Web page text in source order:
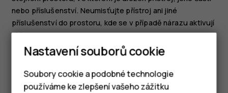
nebo příslušenství. Neumisťujte přístroj ani jiné
příslušenství do prostoru, kde se v případě nárazu aktivují
airbagy.
Nastavení souborů cookie
Soubory cookie a podobné technologie
používáme ke zlepšení vašeho zážitku